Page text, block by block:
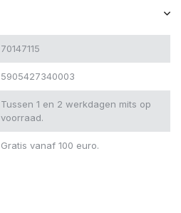
70147115
5905427340003
Tussen 1 en 2 werkdagen mits op
voorraad.
Gratis vanaf 100 euro.